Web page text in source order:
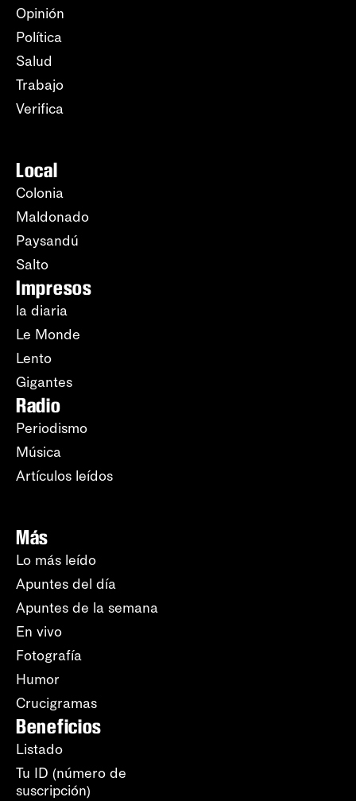
Opinión
Política
Salud
Trabajo
Verifica
Local
Colonia
Maldonado
Paysandú
Salto
Impresos
la diaria
Le Monde
Lento
Gigantes
Radio
Periodismo
Música
Artículos leídos
Más
Lo más leído
Apuntes del día
Apuntes de la semana
En vivo
Fotografía
Humor
Crucigramas
Beneficios
Listado
Tu ID (número de
suscripción)